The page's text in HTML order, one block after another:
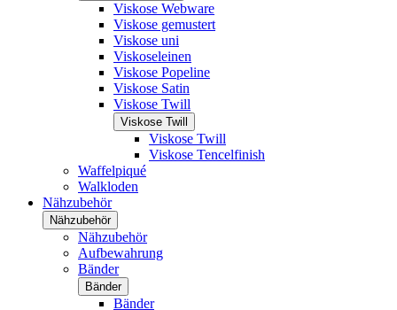
Viskose Webware
Viskose gemustert
Viskose uni
Viskoseleinen
Viskose Popeline
Viskose Satin
Viskose Twill
Viskose Twill
Viskose Twill
Viskose Tencelfinish
Waffelpiqué
Walkloden
Nähzubehör
Nähzubehör
Nähzubehör
Aufbewahrung
Bänder
Bänder
Bänder